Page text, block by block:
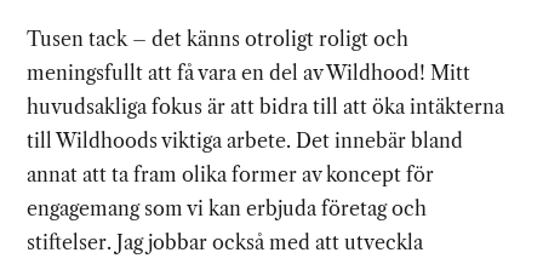
Tusen tack – det känns otroligt roligt och
meningsfullt att få vara en del av Wildhood! Mitt
huvudsakliga fokus är att bidra till att öka intäkterna
till Wildhoods viktiga arbete. Det innebär bland
annat att ta fram olika former av koncept för
engagemang som vi kan erbjuda företag och
stiftelser. Jag jobbar också med att utveckla